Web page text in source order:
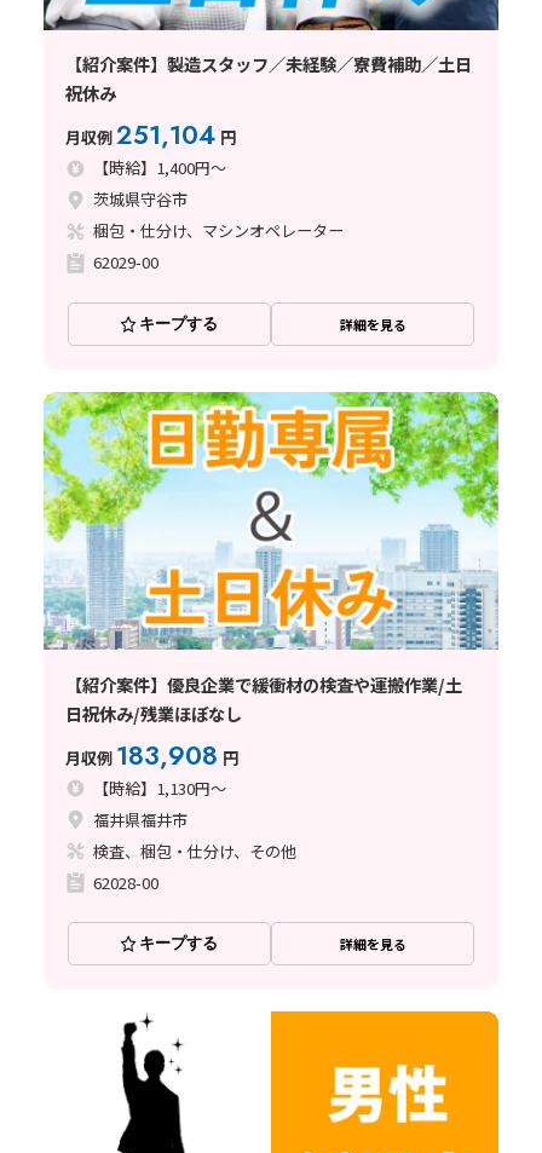
【紹介案件】製造スタッフ／未経験／寮費補助／土日
祝休み
月収例251,104 円
【時給】1,400円～
茨城県守谷市
梱包・仕分け、マシンオペレーター
62029-00
キープする 詳細を見る
【紹介案件】優良企業で緩衝材の検査や運搬作業/土
日祝休み/残業ほぼなし
月収例 183,908 円
【時給】1,130円～
福井県福井市
検査、梱包・仕分け、その他
62028-00
キープする 詳細を見る